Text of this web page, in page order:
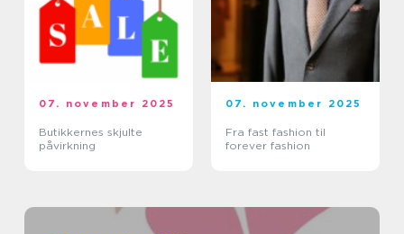
07. november 2025
Butikkernes skjulte
påvirkning
07. november 2025
Fra fast fashion til
forever fashion